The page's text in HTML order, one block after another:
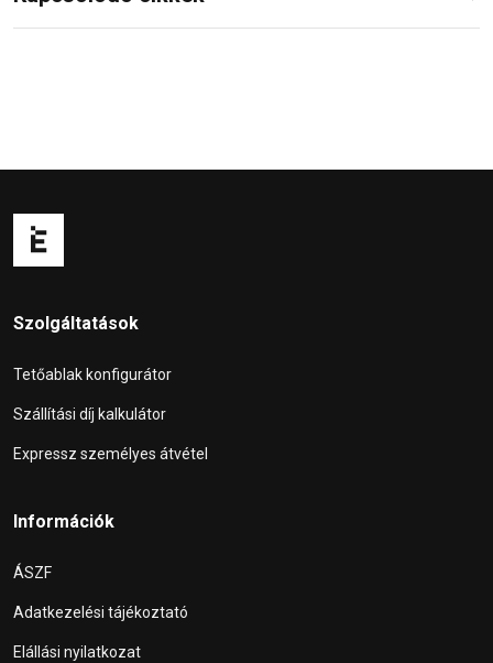
Szolgáltatások
Tetőablak konfigurátor
Szállítási díj kalkulátor
Expressz személyes átvétel
Információk
ÁSZF
Adatkezelési tájékoztató
Elállási nyilatkozat